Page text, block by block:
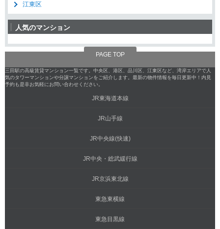
江東区
人気のマンション
PAGE TOP
三田駅の高級賃貸マンション一覧です。中央区、港区、品川区、江東区など、湾岸エリアで人
気のタワーマンションや分譲マンションをご紹介します。最新の物件情報を毎日更新中！内見
予約も是非お気軽にお問い合わせください。
JR東海道本線
JR山手線
JR中央線(快速)
JR中央・総武緩行線
JR京浜東北線
東急東横線
東急目黒線